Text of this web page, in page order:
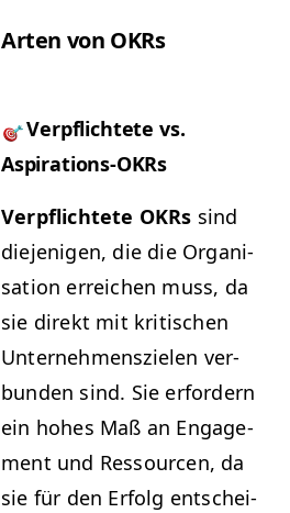
Arten von OKRs
Verpflichtete vs.
Aspirations-OKRs
Verpflichtete OKRs sind
diejeni­gen, die die Organ­i­
sa­tion erre­ichen muss, da
sie direkt mit kri­tis­chen
Unternehmen­szie­len ver­
bun­den sind. Sie erfordern
ein hohes Maß an Engage­
ment und Ressourcen, da
sie für den Erfolg entschei­